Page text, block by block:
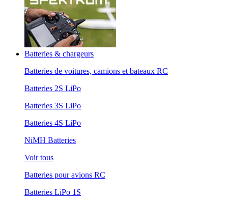
Batteries & chargeurs
Batteries de voitures, camions et bateaux RC
Batteries 2S LiPo
Batteries 3S LiPo
Batteries 4S LiPo
NiMH Batteries
Voir tous
Batteries pour avions RC
Batteries LiPo 1S